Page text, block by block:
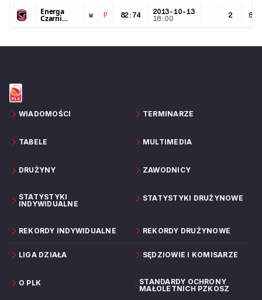
Energa
Czarni w P 82 : 74
2013-10-13
18:00
2
WIADOMOŚCI TERMINARZE
TABELE MULTIMEDIA
DRUŻYNY ZAWODNICY
STATYSTYKI
INDYWIDUALNE
STATYSTYKI DRUŻYNOWE
REKORDY INDYWIDUALNE REKORDY DRUŻYNOWE
LIGA DZIAŁA SĘDZIOWIE I KOMISARZE
O PLK
STANDARDY OCHRONY
MAŁOLETNICH PZKOSZ